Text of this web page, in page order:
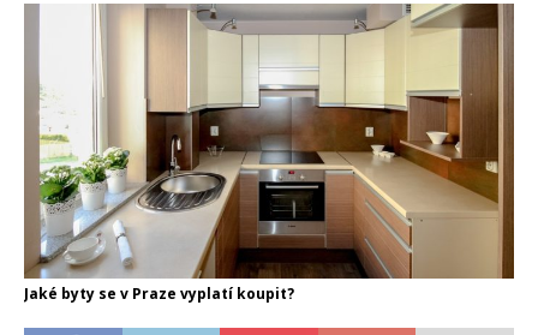
Jaké byty se v Praze vyplatí koupit?